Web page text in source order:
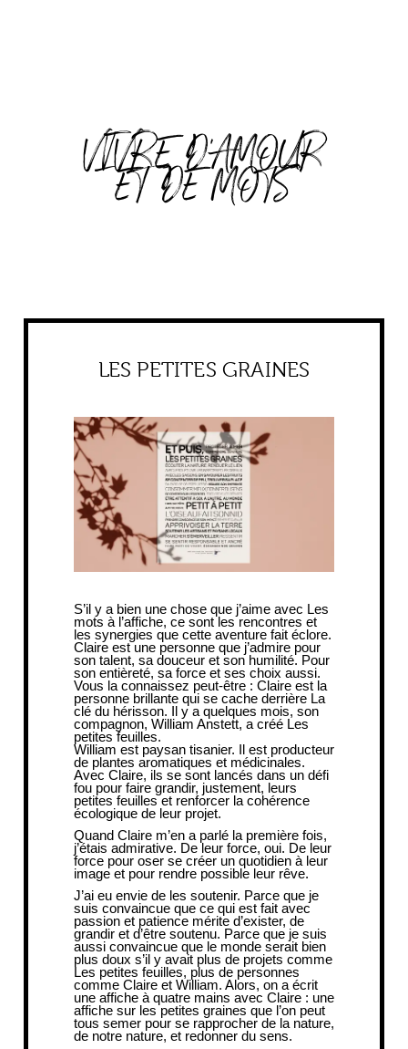
VIVRE D'AMOUR
ET DE MOTS
LES PETITES GRAINES
S’il y a bien une chose que j’aime avec Les
mots à l’affiche, ce sont les rencontres et
les synergies que cette aventure fait éclore.
Claire est une personne que j’admire pour
son talent, sa douceur et son humilité. Pour
son entièreté, sa force et ses choix aussi.
Vous la connaissez peut-être : Claire est la
personne brillante qui se cache derrière La
clé du hérisson. Il y a quelques mois, son
compagnon, William Anstett, a créé Les
petites feuilles.
William est paysan tisanier. Il est producteur
de plantes aromatiques et médicinales.
Avec Claire, ils se sont lancés dans un défi
fou pour faire grandir, justement, leurs
petites feuilles et renforcer la cohérence
écologique de leur projet.
Quand Claire m’en a parlé la première fois,
j’étais admirative. De leur force, oui. De leur
force pour oser se créer un quotidien à leur
image et pour rendre possible leur rêve.
J’ai eu envie de les soutenir. Parce que je
suis convaincue que ce qui est fait avec
passion et patience mérite d’exister, de
grandir et d’être soutenu. Parce que je suis
aussi convaincue que le monde serait bien
plus doux s’il y avait plus de projets comme
Les petites feuilles, plus de personnes
comme Claire et William. Alors, on a écrit
une affiche à quatre mains avec Claire : une
affiche sur les petites graines que l’on peut
tous semer pour se rapprocher de la nature,
de notre nature, et redonner du sens.